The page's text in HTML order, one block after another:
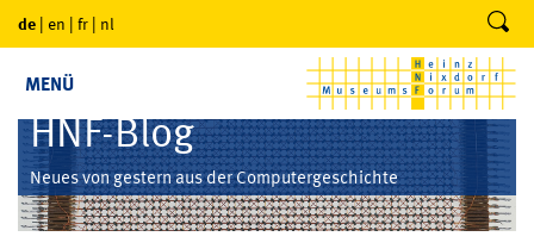
de | en | fr | nl
MENÜ
HNF-Blog
Neues von gestern aus der Computergeschichte